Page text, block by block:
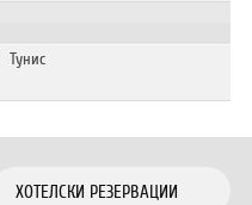
Тунис
ХОТЕЛСКИ РЕЗЕРВАЦИИ